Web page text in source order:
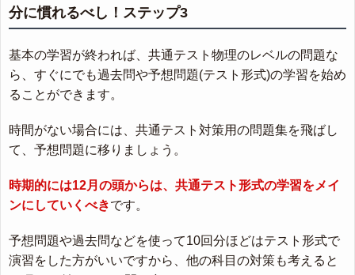
分に慣れるべし！ステップ3
基本の学習が終われば、共通テスト物理のレベルの問題な
ら、すぐにでも過去問や予想問題(テスト形式)の学習を始め
ることができます。
時間がない場合には、共通テスト対策用の問題集を飛ばし
て、予想問題に移りましょう。
時期的には12月の頭からは、共通テスト形式の学習をメイ
ンにしていくべきです。
予想問題や過去問などを使って10回分ほどはテスト形式で
演習をした方がいいですから、他の科目の対策も考えると